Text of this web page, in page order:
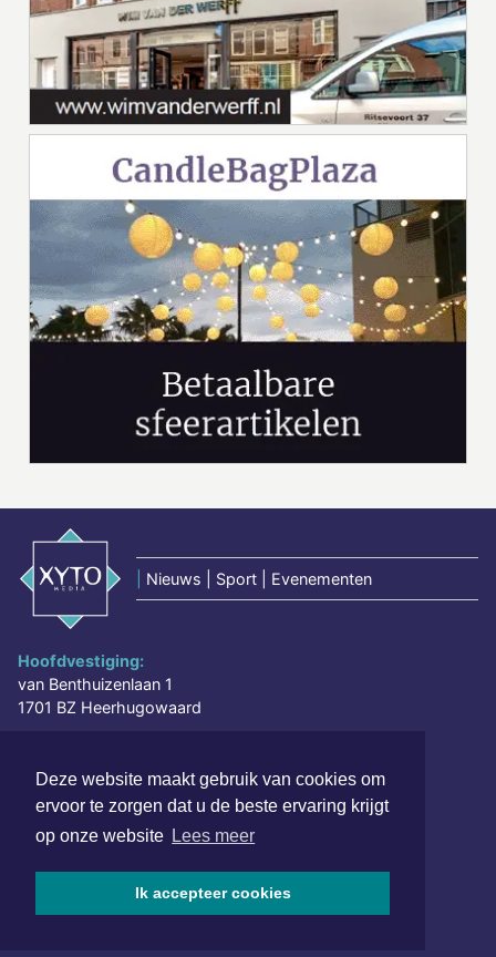
Deze website maakt gebruik van cookies om
ervoor te zorgen dat u de beste ervaring krijgt
op onze website Lees meer
Ik accepteer cookies
Nieuws | Sport | Evenementen
Hoofdvestiging:
van Benthuizenlaan 1
1701 BZ Heerhugowaard
redactie@xyto.nl
www.xyto.nl
SOCIAL MEDIA